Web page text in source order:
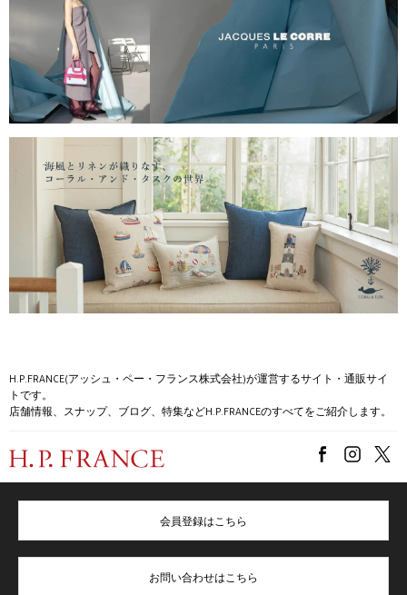
H.P.FRANCE(アッシュ・ペー・フランス株式会社)が運営するサイト・通販サイ
トです。
店舗情報、スナップ、ブログ、特集などH.P.FRANCEのすべてをご紹介します。
会員登録はこちら
お問い合わせはこちら